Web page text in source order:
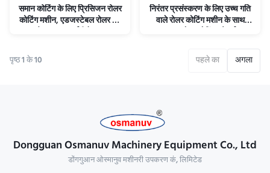
समान कोटिंग के लिए प्रिसिजन रोलर
कोटिंग मशीन, एडजस्टेबल रोलर गैप
और न्यूनतम बर्बादी के साथ
निरंतर प्रसंस्करण के लिए उच्च गति
वाले रोलर कोटिंग मशीन के साथ
अनुकूलन योग्य कोटिंग चौड़ाई 40
पृष्ठ 1 के 10
पहले का अगला
Dongguan Osmanuv Machinery Equipment Co., Ltd
डोंगगुआन ओस्मानुव मशीनरी उपकरण कं, लिमिटेड